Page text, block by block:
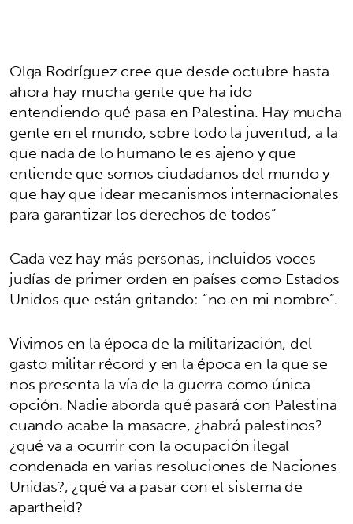
Olga Rodríguez cree que desde octubre hasta
ahora hay mucha gente que ha ido
entendiendo qué pasa en Palestina. Hay mucha
gente en el mundo, sobre todo la juventud, a la
que nada de lo humano le es ajeno y que
entiende que somos ciudadanos del mundo y
que hay que idear mecanismos internacionales
para garantizar los derechos de todos”
Cada vez hay más personas, incluidos voces
judías de primer orden en países como Estados
Unidos que están gritando: “no en mi nombre”.
Vivimos en la época de la militarización, del
gasto militar récord y en la época en la que se
nos presenta la vía de la guerra como única
opción. Nadie aborda qué pasará con Palestina
cuando acabe la masacre, ¿habrá palestinos?
¿qué va a ocurrir con la ocupación ilegal
condenada en varias resoluciones de Naciones
Unidas?, ¿qué va a pasar con el sistema de
apartheid?